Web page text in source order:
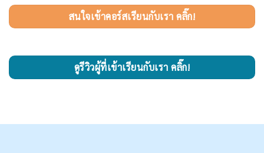
สนใจเข้าคอร์สเรียนกับเรา คลิ๊ก!
ดูรีวิวผู้ที่เข้าเรียนกับเรา คลิ๊ก!